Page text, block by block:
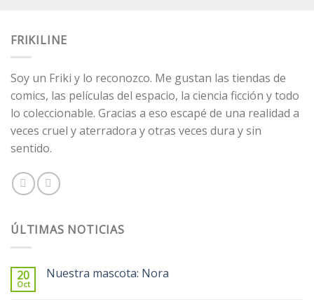
FRIKILINE
Soy un Friki y lo reconozco. Me gustan las tiendas de
comics, las películas del espacio, la ciencia ficción y todo
lo coleccionable. Gracias a eso escapé de una realidad a
veces cruel y aterradora y otras veces dura y sin
sentido.
ÚLTIMAS NOTICIAS
20
Oct
Nuestra mascota: Nora